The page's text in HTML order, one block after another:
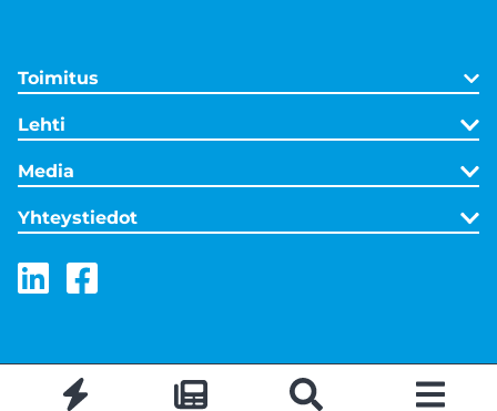
Toimitus
Lehti
Media
Yhteystiedot
LinkedIn
Facebook